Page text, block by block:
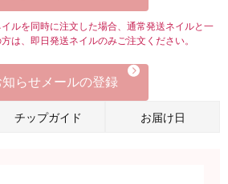
ルを同時に注文した場合、通常発送ネイルと一
は、即日発送ネイルのみご注文ください。
知らせメールの登録
チップガイド お届け日